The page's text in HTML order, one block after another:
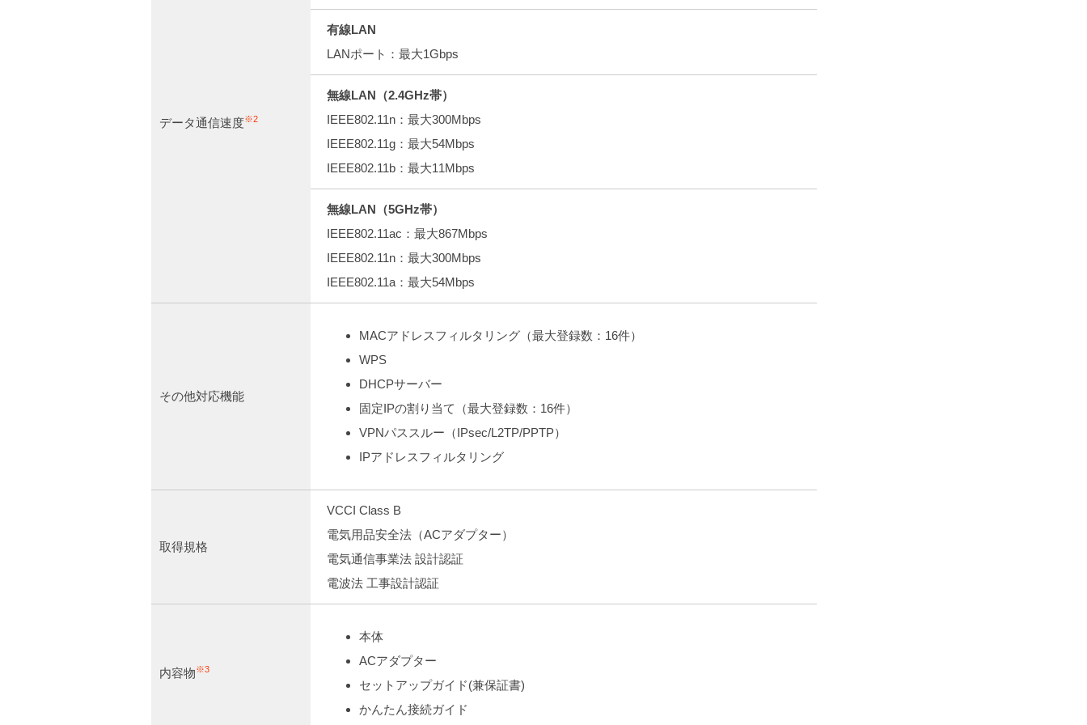
データ通信速度※2
有線LAN
LANポート：最大1Gbps
無線LAN（2.4GHz帯）
IEEE802.11n：最大300Mbps
IEEE802.11g：最大54Mbps
IEEE802.11b：最大11Mbps
無線LAN（5GHz帯）
IEEE802.11ac：最大867Mbps
IEEE802.11n：最大300Mbps
IEEE802.11a：最大54Mbps
その他対応機能
MACアドレスフィルタリング（最大登録数：16件）
WPS
DHCPサーバー
固定IPの割り当て（最大登録数：16件）
VPNパススルー（IPsec/L2TP/PPTP）
IPアドレスフィルタリング
取得規格
VCCI Class B
電気用品安全法（ACアダプター）
電気通信事業法 設計認証
電波法 工事設計認証
内容物※3
本体
ACアダプター
セットアップガイド(兼保証書)
かんたん接続ガイド